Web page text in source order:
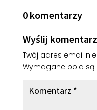
0 komentarzy
Wyślij komentarz
Twój adres email
Wymagane pola są